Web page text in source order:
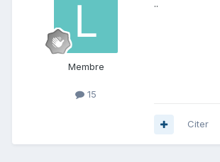
Membre
15
..
Citer